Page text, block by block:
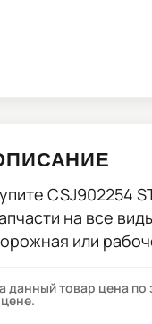
CSJ902254
на все
или
данный товар цена